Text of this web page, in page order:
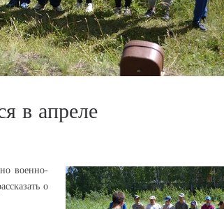
в апреле
военно-
о